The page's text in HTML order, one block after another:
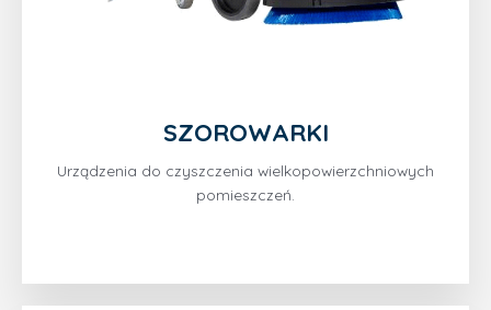
SZOROWARKI
Urządzenia do czyszczenia wielkopowierzchniowych
pomieszczeń.